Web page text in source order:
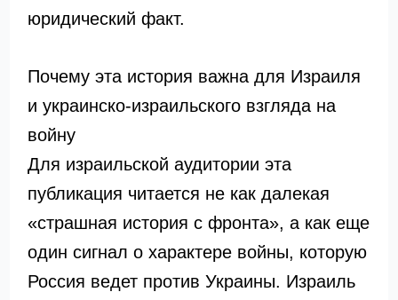
юридический факт.
Почему эта история важна для Израиля
и украинско-израильского взгляда на
войну
Для израильской аудитории эта
публикация читается не как далекая
«страшная история с фронта», а как еще
один сигнал о характере войны, которую
Россия ведет против Украины. Израиль